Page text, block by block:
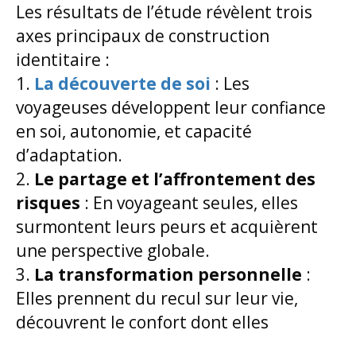
Les résultats de l’étude révèlent trois
axes principaux de construction
identitaire :
La découverte de soi : Les
voyageuses développent leur confiance
en soi, autonomie, et capacité
d’adaptation.
Le partage et l’affrontement des
risques : En voyageant seules, elles
surmontent leurs peurs et acquièrent
une perspective globale.
La transformation personnelle :
Elles prennent du recul sur leur vie,
découvrent le confort dont elles